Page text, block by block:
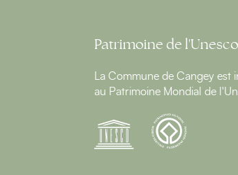
Patrimoine de l'Unesco
La Commune de Cangey est
au Patrimoine Mondial de